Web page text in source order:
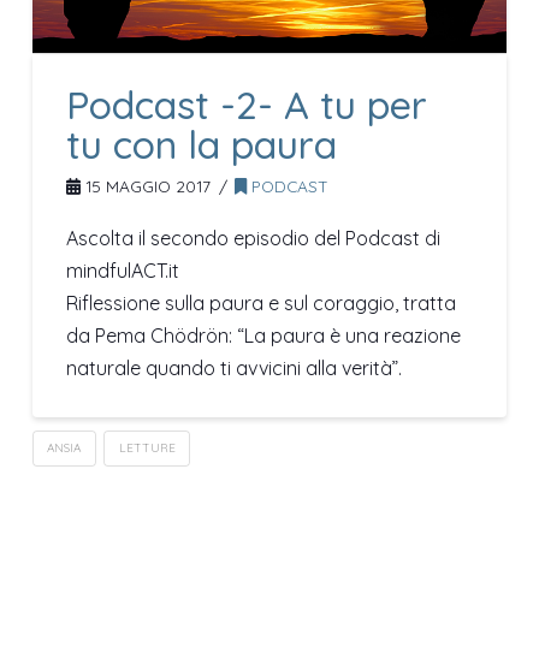
Podcast -2- A tu per
tu con la paura
15 MAGGIO 2017 PODCAST
Ascolta il secondo episodio del Podcast di
mindfulACT.it
Riflessione sulla paura e sul coraggio, tratta
da Pema Chödrön: “La paura è una reazione
naturale quando ti avvicini alla verità”.
ANSIA LETTURE